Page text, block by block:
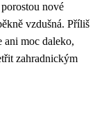
nové
vzdušná. Příliš
ani moc daleko,
zahradnickým